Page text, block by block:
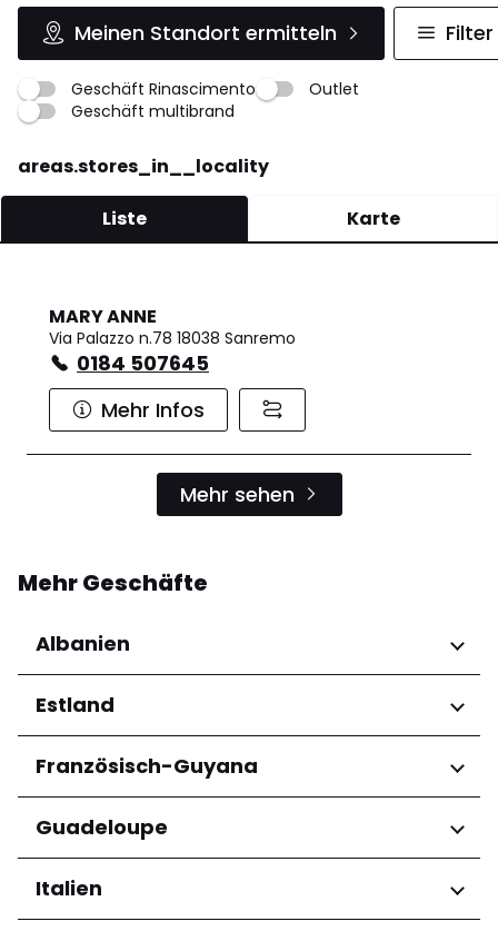
Meinen Standort ermitteln Filter
Geschäft Rinascimento
Outlet
Geschäft multibrand
areas.stores_in__locality
Liste Karte
MARY ANNE
Via Palazzo n.78 18038 Sanremo
0184 507645
Mehr Infos
Mehr sehen
Mehr Geschäfte
Albanien
Regionen
Qarku i Tiranës
Estland
Regionen
Harju maakond
Tartu maakond
Französisch-Guyana
Regionen
Arrondissement de Cayenne
Guadeloupe
Regionen
Grande-Terre
Italien